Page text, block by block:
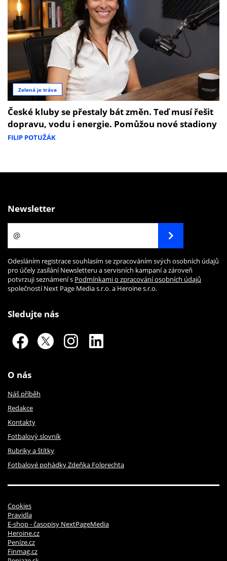
Zelená je tráva
České kluby se přestaly bát změn. Teď musí řešit
dopravu, vodu i energie. Pomůžou nové stadiony
FILIP POTUŽÁK
Newsletter
Odesláním registrace souhlasím se zpracováním svých osobních údajů
pro účely zasílání Newsletteru a servisních kampaní a zároveň
potvrzuji seznámení s Podmínkami o zpracování osobních údajů
společností Next Page Media s.r.o. a Heroine s.r.o.
Sledujte nás
O nás
Náš příběh
Redakce
Kontakty
Fotbalový slovník
Rubriky a štítky
Fotbalové pohádky Zdeňka Folprechta
Cookies
Pravidla
E-shop - časopisy NextPageMedia
Heroine.cz
Peníze.cz
Finmag.cz